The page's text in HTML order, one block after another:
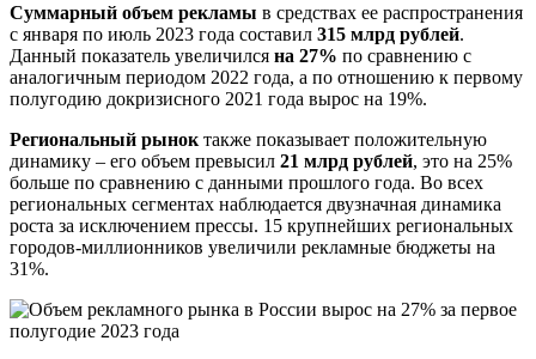
Суммарный объем рекламы в средствах ее распространения
с января по июль 2023 года составил 315 млрд рублей.
Данный показатель увеличился на 27% по сравнению с
аналогичным периодом 2022 года, а по отношению к первому
полугодию докризисного 2021 года вырос на 19%.
Региональный рынок также показывает положительную
динамику – его объем превысил 21 млрд рублей, это на 25%
больше по сравнению с данными прошлого года. Во всех
региональных сегментах наблюдается двузначная динамика
роста за исключением прессы. 15 крупнейших региональных
городов-миллионников увеличили рекламные бюджеты на
31%.